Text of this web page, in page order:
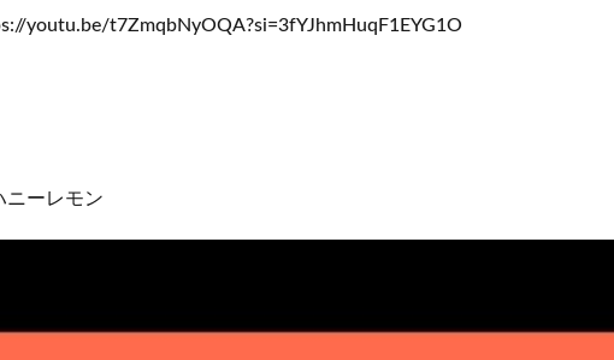
youtu.be/t7ZmqbNyOQA?si=3fYJhmHuqF1EYG1O
ニーレモン